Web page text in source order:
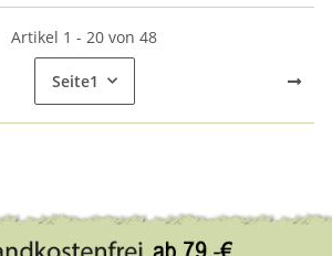
Artikel 1 - 20 von 48
Seite1